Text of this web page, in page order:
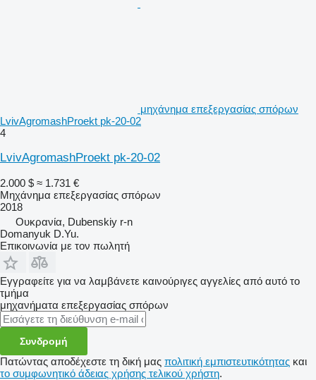
μηχάνημα επεξεργασίας σπόρων
LvivAgromashProekt pk-20-02
4
LvivAgromashProekt pk-20-02
2.000 $ ≈ 1.731 €
Μηχάνημα επεξεργασίας σπόρων
2018
Ουκρανία, Dubenskiy r-n
Domanyuk D.Yu.
Επικοινωνία με τον πωλητή
Εγγραφείτε για να λαμβάνετε καινούριγες αγγελίες από αυτό το
τμήμα
μηχανήματα επεξεργασίας σπόρων
Συνδρομή
Πατώντας αποδέχεστε τη δική μας πολιτική εμπιστευτικότητας και
το συμφωνητικό άδειας χρήσης τελικού χρήστη.